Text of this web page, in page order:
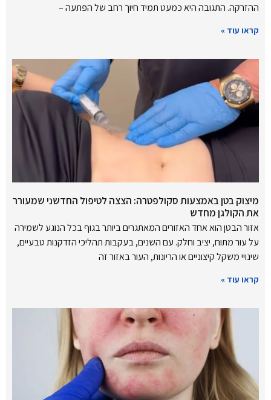
ההזרקה. התגובה היא כמעט תמיד חיוך רחב של הפתעה –
קראו עוד »
מיצוק בטן באמצעות סקולפטרה: הצצה לטיפול החדשני שמעורר
את הקולגן מחדש
אזור הבטן הוא אחד האזורים המאתגרים ביותר בגוף בכל הנוגע לשמירה
על עור מתוח, יציב וחלק. עם השנים, בעקבות תהליכי הזדקנות טבעיים,
שינויי משקל קיצוניים או הריונות, העור באזור זה
קראו עוד »